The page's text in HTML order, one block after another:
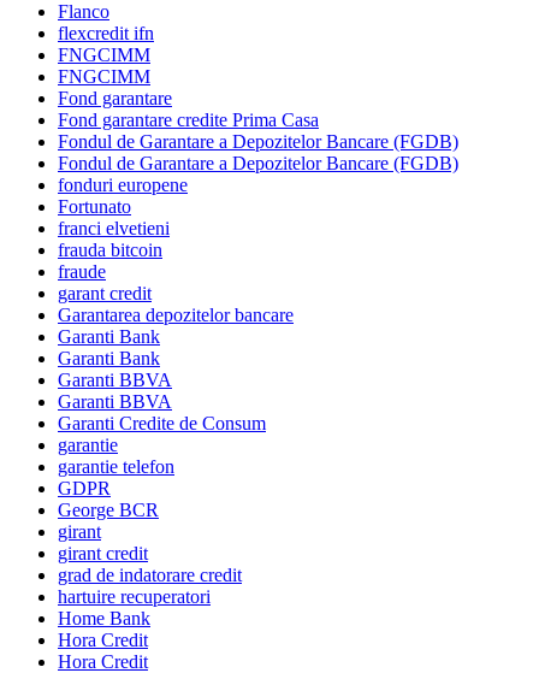
Flanco
flexcredit ifn
FNGCIMM
FNGCIMM
Fond garantare
Fond garantare credite Prima Casa
Fondul de Garantare a Depozitelor Bancare (FGDB)
Fondul de Garantare a Depozitelor Bancare (FGDB)
fonduri europene
Fortunato
franci elvetieni
frauda bitcoin
fraude
garant credit
Garantarea depozitelor bancare
Garanti Bank
Garanti Bank
Garanti BBVA
Garanti BBVA
Garanti Credite de Consum
garantie
garantie telefon
GDPR
George BCR
girant
girant credit
grad de indatorare credit
hartuire recuperatori
Home Bank
Hora Credit
Hora Credit